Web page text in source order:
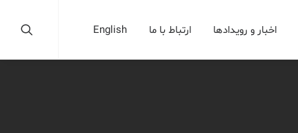
اخبار و رویدادها ارتباط با ما English